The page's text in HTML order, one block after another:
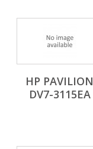
HP PAVILION
DV7-3115EA